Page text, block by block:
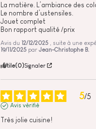
La matière. L’ambiance des
Le nombre d’ustensiles.
Jouet complet
Bon rapport qualité /prix
Avis du 12/12/2025
, suite à une
19/11/2025 par Jean-Christophe B.
Utile(0)Signaler
5/5
Avis vérifié
Très jolie cuisine!